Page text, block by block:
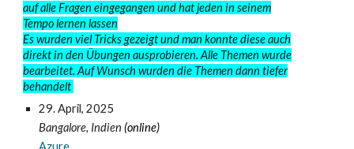
auf alle Fragen eingegangen und hat jeden in seinem
Tempo lernen lassen
Es wurden viel Tricks gezeigt und man konnte diese auch
direkt in den Übungen ausprobieren. Alle Themen wurde
bearbeitet. Auf Wunsch wurden die Themen dann tiefer
behandelt
29. April, 2025
Bangalore, Indien (online)